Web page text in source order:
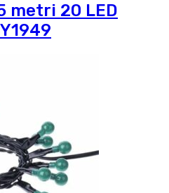
metri 20 LED